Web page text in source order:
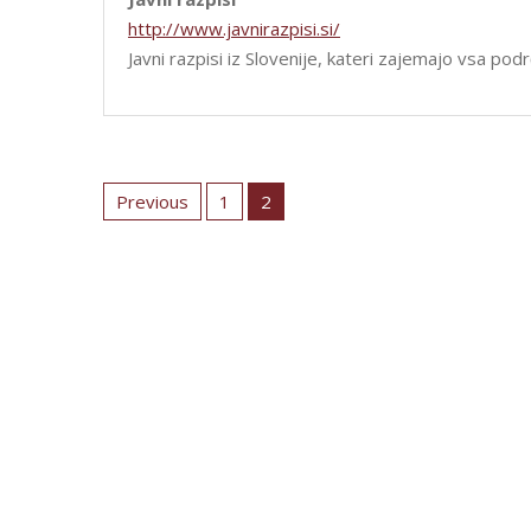
http://www.javnirazpisi.si/
Javni razpisi iz Slovenije, kateri zajemajo vsa
Posts
pagination
Previous 1 2